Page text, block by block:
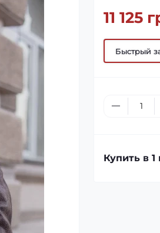
11 125
Быстрый
Купить в 1